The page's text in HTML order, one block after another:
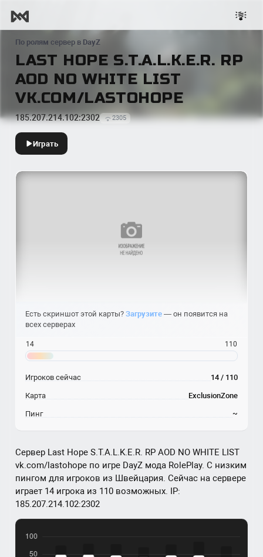
По ролям сервер в DayZ
LAST HOPE S.T.A.L.K.E.R. RP
AOD NO WHITE LIST
VK.COM/LASTOHOPE
185.207.214.102:2302 2305
Играть
Сервер Last Hope S.T.A.L.K.E.R. RP AOD NO WHITE LIST
vk.com/lastohope по игре DayZ мода RolePlay. С низким
пингом для игроков из Швейцария. Сейчас на сервере
играет 14 игрока из 110 возможных. IP:
185.207.214.102:2302
Есть скриншот этой карты? Загрузите — он появится на
всех серверах
14 110
Игроков сейчас 14 / 110
Карта ExclusionZone
Пинг ~